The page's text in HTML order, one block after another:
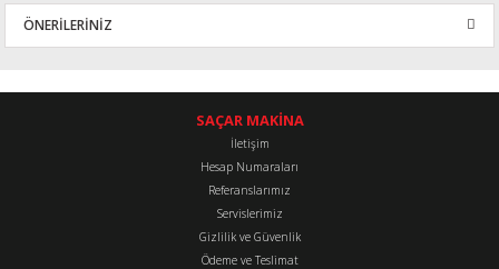
ÖNERİLERİNİZ
konularda yetersiz gördüğünüz noktaları öneri formunu kullanarak
Görüş ve önerileriniz için teşekkür ederiz.
Ürün resmi kalitesiz, bozuk veya görüntülenemiyor.
Ürün bilgilerinde hatalar bulunuyor.
SAÇAR MAKİNA
İletişim
Hesap Numaraları
Referanslarımız
Servislerimiz
Gizlilik ve Güvenlik
Ödeme ve Teslimat